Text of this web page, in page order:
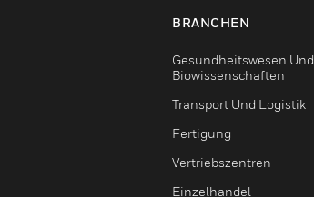
BRANCHEN
Gesundheitswesen Und
Biowissenschaften
Transport Und Logistik
Fertigung
Vertriebszentren
Einzelhandel